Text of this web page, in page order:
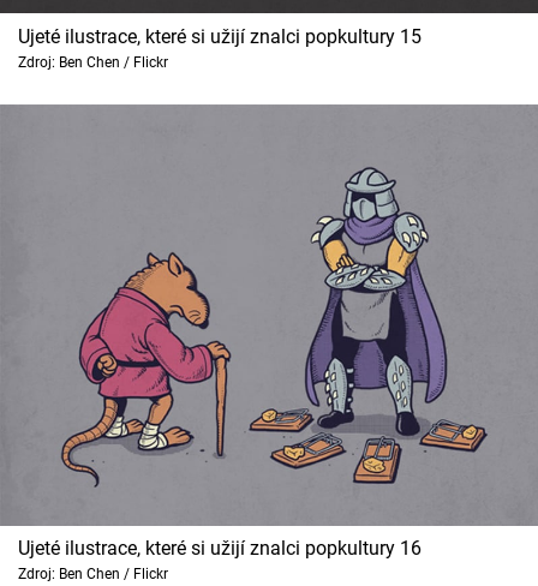
Ujeté ilustrace, které si užijí znalci popkultury 15
Zdroj: Ben Chen / Flickr
Ujeté ilustrace, které si užijí znalci popkultury 16
Zdroj: Ben Chen / Flickr